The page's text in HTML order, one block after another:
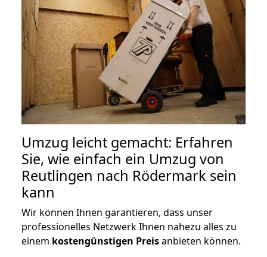
Umzug leicht gemacht: Erfahren
Sie, wie einfach ein Umzug von
Reutlingen nach Rödermark sein
kann
Wir können Ihnen garantieren, dass unser
professionelles Netzwerk Ihnen nahezu alles zu
einem kostengünstigen Preisanbieten können.